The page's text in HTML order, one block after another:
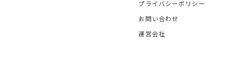
プライバシーポリシー
お問い合わせ
運営会社